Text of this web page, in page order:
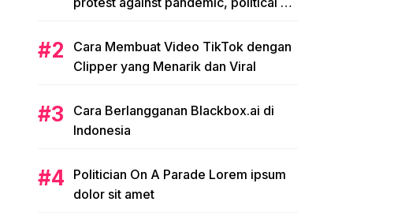
Cara Membuat Video TikTok dengan
Clipper yang Menarik dan Viral
Cara Berlangganan Blackbox.ai di
Indonesia
Politician On A Parade Lorem ipsum
dolor sit amet